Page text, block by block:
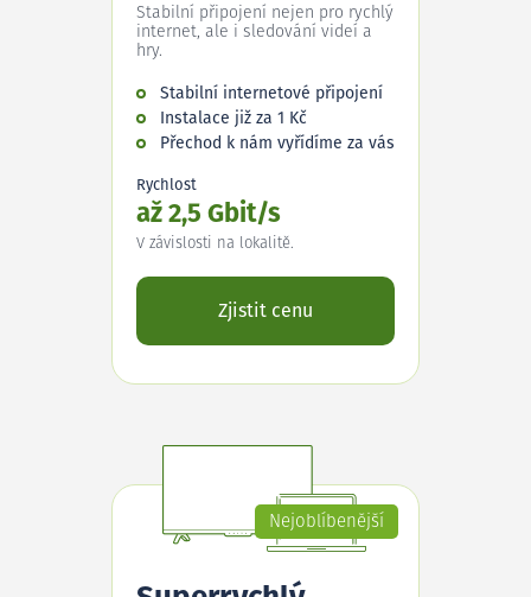
Stabilní připojení nejen pro rychlý
internet, ale i sledování videí a
hry.
Stabilní internetové připojení
Instalace již za 1 Kč
Přechod k nám vyřídíme za vás
Rychlost
až 2,5 Gbit/s
V závislosti na lokalitě.
Zjistit cenu
Nejoblíbenější